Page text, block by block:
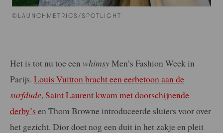
©LAUNCHMETRICS/SPOTLIGHT
Het is tot nu toe een whimsyMen’s Fashion Week in
Parijs. Louis Vuitton bracht een eerbetoon aan de
surfdude, Saint Laurent kwam met doorschijnende
derby’s en Thom Browne introduceerde sluiers voor over
het gezicht. Dior doet nog een duit in het zakje en pleit